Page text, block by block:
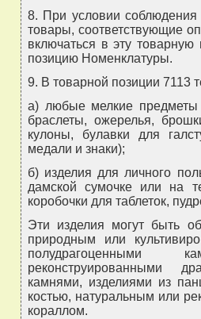
8. При условии
товары, соответствующие
включаться в эту
позицию Номенклатуры.
9. В товарной позиции 7113
а) любые мелкие предметы
браслеты, ожерелья,
кулоны, булавки для
медали и знаки);
б) изделия для личного
дамской сумочке или на
коробочки для таблеток,
Эти изделия могут быть
природным или
полудрагоценными
реконструированными
камнями, изделиями из
костью, натуральным или
кораллом.